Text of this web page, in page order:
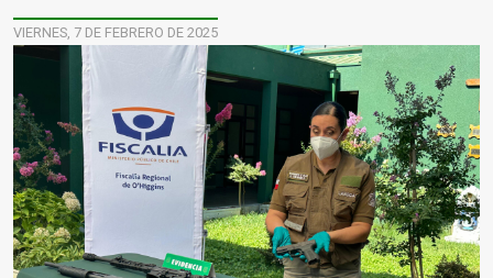
VIERNES, 7 DE FEBRERO DE 2025